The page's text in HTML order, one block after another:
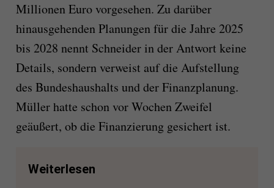
Millionen Euro vorgesehen. Zu darüber
hinausgehenden Planungen für die Jahre 2025
bis 2028 nennt Schneider in der Antwort keine
Details, sondern verweist auf die Aufstellung
des Bundeshaushalts und der Finanzplanung.
Müller hatte schon vor Wochen Zweifel
geäußert, ob die Finanzierung gesichert ist.
Weiterlesen